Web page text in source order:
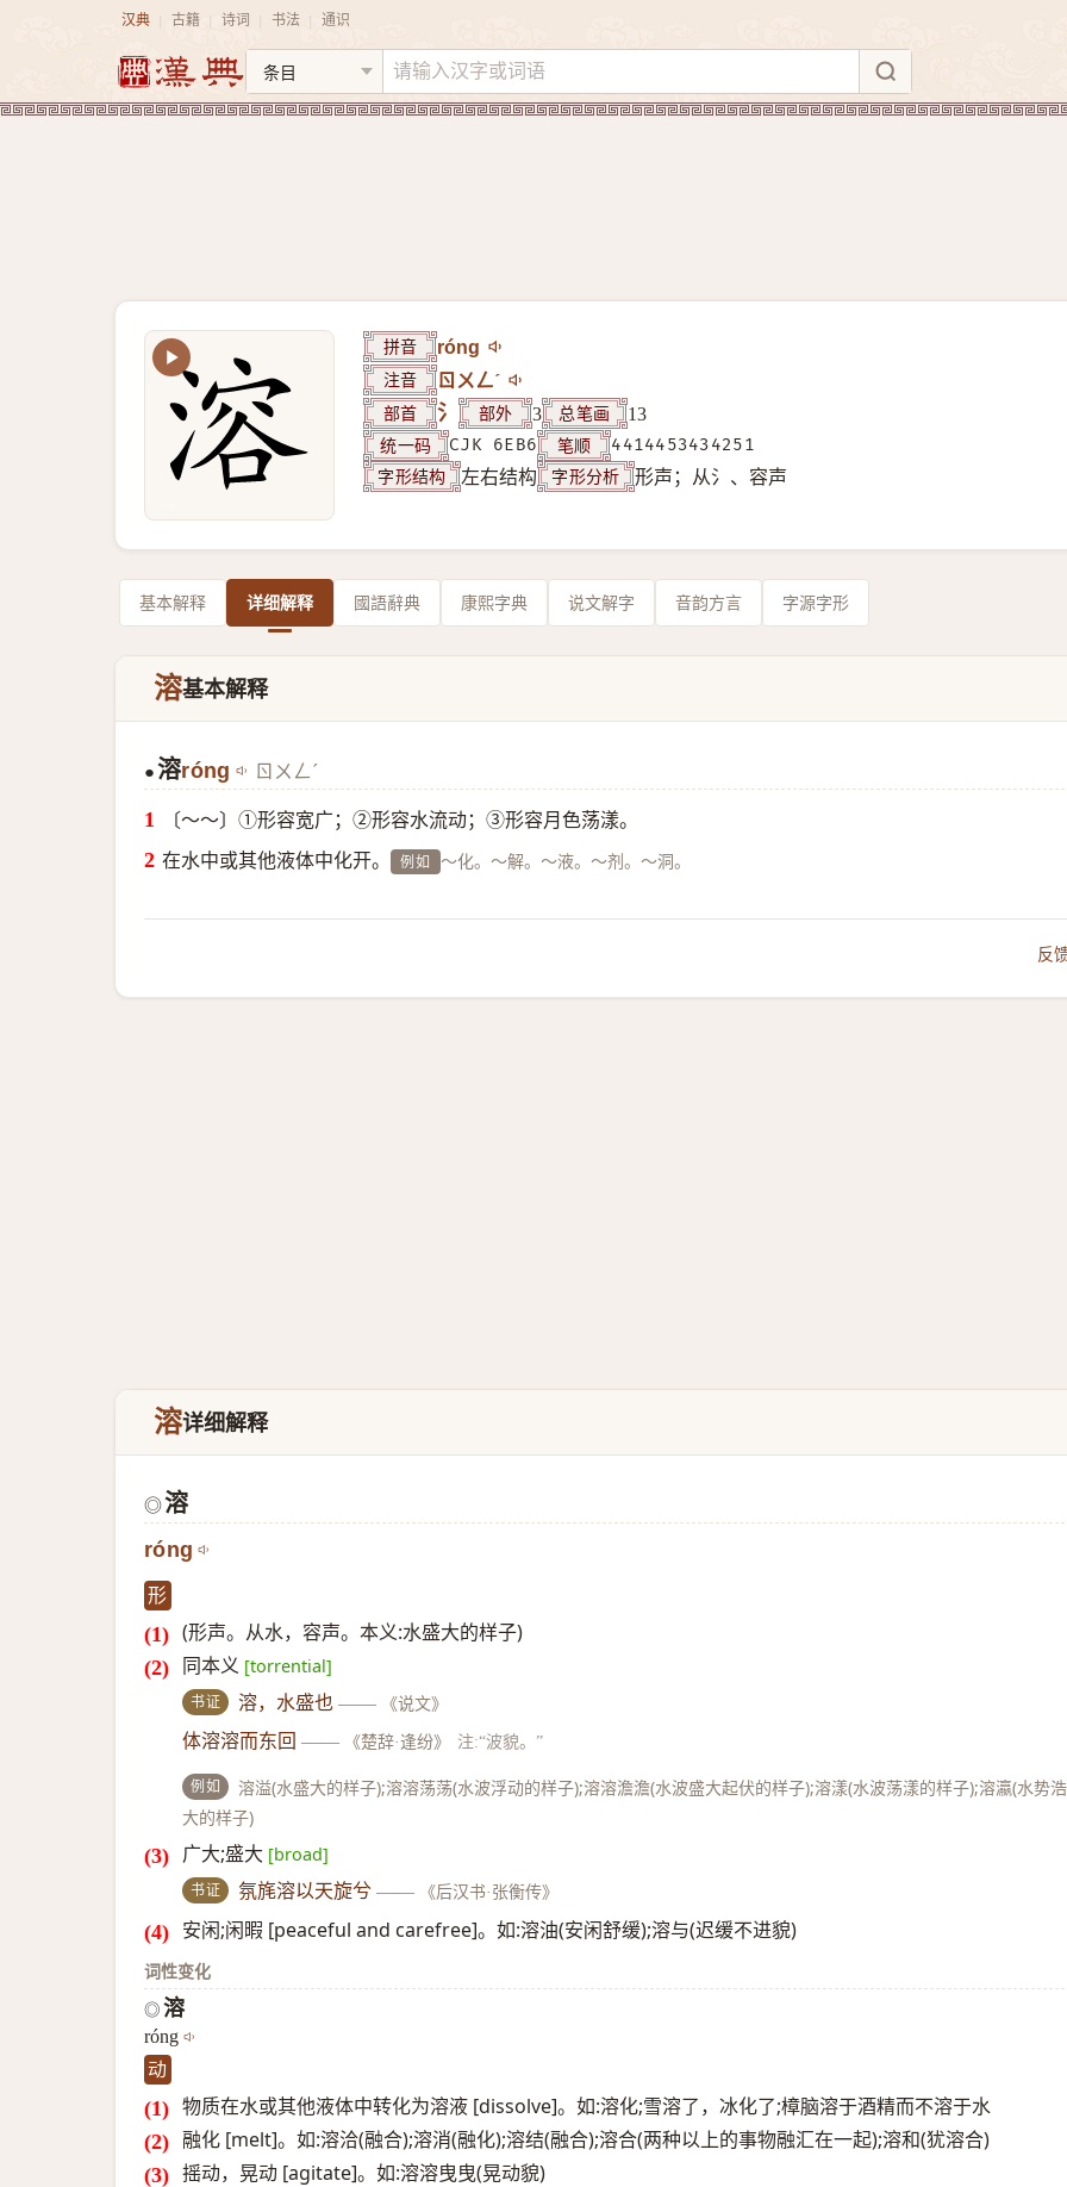
汉典 古籍 诗词 书法 通识
拼音 róng
注音 ㄖㄨㄥˊ
部首 氵 部外 3 总笔画 13
统一码 CJK 6EB6 笔顺 4414453434251
字形结构 左右结构 字形分析 形声；从氵、容声
基本解释 详细解释 國語辭典 康熙字典 说文解字 音韵方言 字源字形
溶基本解释
● 溶róng ㄖㄨㄥˊ
〔～～〕①形容宽广；②形容水流动；③形容月色荡漾。
在水中或其他液体中化开。 例如 ～化。～解。～液。～剂。～洞。
反
溶详细解释
◎溶
róng
形
(形声。从水，容声。本义:水盛大的样子)
同本义 [torrential]
书证 溶，水盛也 —— 《说文》
体溶溶而东回 —— 《楚辞·逢纷》 注:“波貌。”
例如
溶溢(水盛大的样子);溶溶荡荡(水波浮动的样子);溶溶澹澹(水波盛大起伏的样子);溶漾(水波荡漾的样子);溶瀛(水势浩
大的样子)
广大;盛大 [broad]
书证 氛旄溶以天旋兮 —— 《后汉书·张衡传》
安闲;闲暇 [peaceful and carefree]。如:溶油(安闲舒缓);溶与(迟缓不进貌)
词性变化
◎ 溶
róng
动
物质在水或其他液体中转化为溶液 [dissolve]。如:溶化;雪溶了，冰化了;樟脑溶于酒精而不溶于水
融化 [melt]。如:溶洽(融合);溶消(融化);溶结(融合);溶合(两种以上的事物融汇在一起);溶和(犹溶合)
摇动，晃动 [agitate]。如:溶溶曳曳(晃动貌)